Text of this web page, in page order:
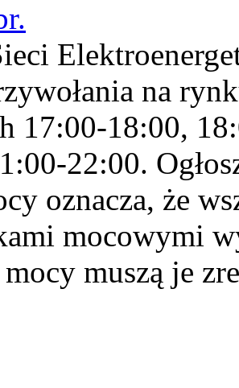
na
17:00-18:00,
22:00.
oznacza, że
mocowymi
muszą je